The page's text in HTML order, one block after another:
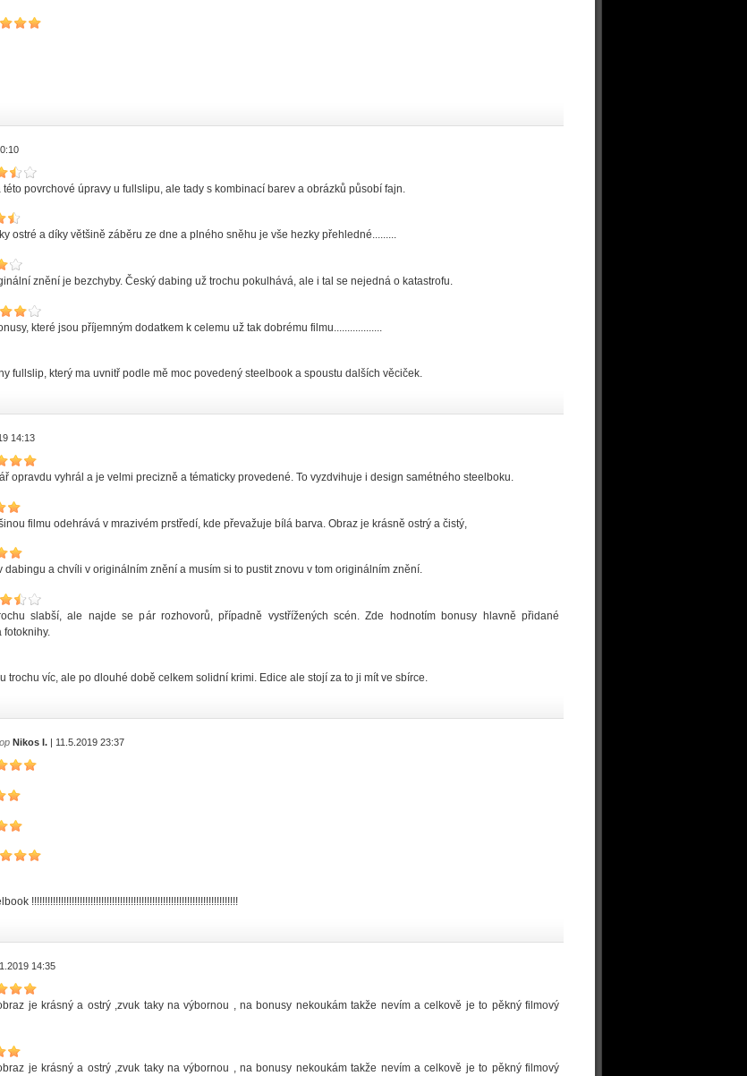
povrchové úpravy u fullslipu, ale tady s kombinací barev a obrázků působí fajn.
ostré a díky většině záběru ze dne a plného sněhu je vše hezky přehledné.........
znění je bezchyby. Český dabing už trochu pokulhává, ale i tal se nejedná o katastrofu.
které jsou příjemným dodatkem k celemu už tak dobrému filmu..................
fullslip, který ma uvnitř podle mě moc povedený steelbook a spoustu dalších věciček.
14:13
opravdu vyhrál a je velmi precizně a tématicky provedené. To vyzdvihuje i design samétného steelboku.
filmu odehrává v mrazivém prstředí, kde převažuje bílá barva. Obraz je krásně ostrý a čistý,
dabingu a chvíli v originálním znění a musím si to pustit znovu v tom originálním znění.
slabší, ale najde se pár rozhovorů, případně vystřížených scén. Zde hodnotím bonusy hlavně přidané
fotoknihy.
trochu víc, ale po dlouhé době celkem solidní krimi. Edice ale stojí za to ji mít ve sbírce.
Nikos I. | 11.5.2019 23:37
!!!!!!!!!!!!!!!!!!!!!!!!!!!!!!!!!!!!!!!!!!!!!!!!!!!!!!!!!!!!!!!!!!!!!!!!!!!!!
14:35
je krásný a ostrý ,zvuk taky na výbornou , na bonusy nekoukám takže nevím a celkově je to pěkný filmový
je krásný a ostrý ,zvuk taky na výbornou , na bonusy nekoukám takže nevím a celkově je to pěkný filmový